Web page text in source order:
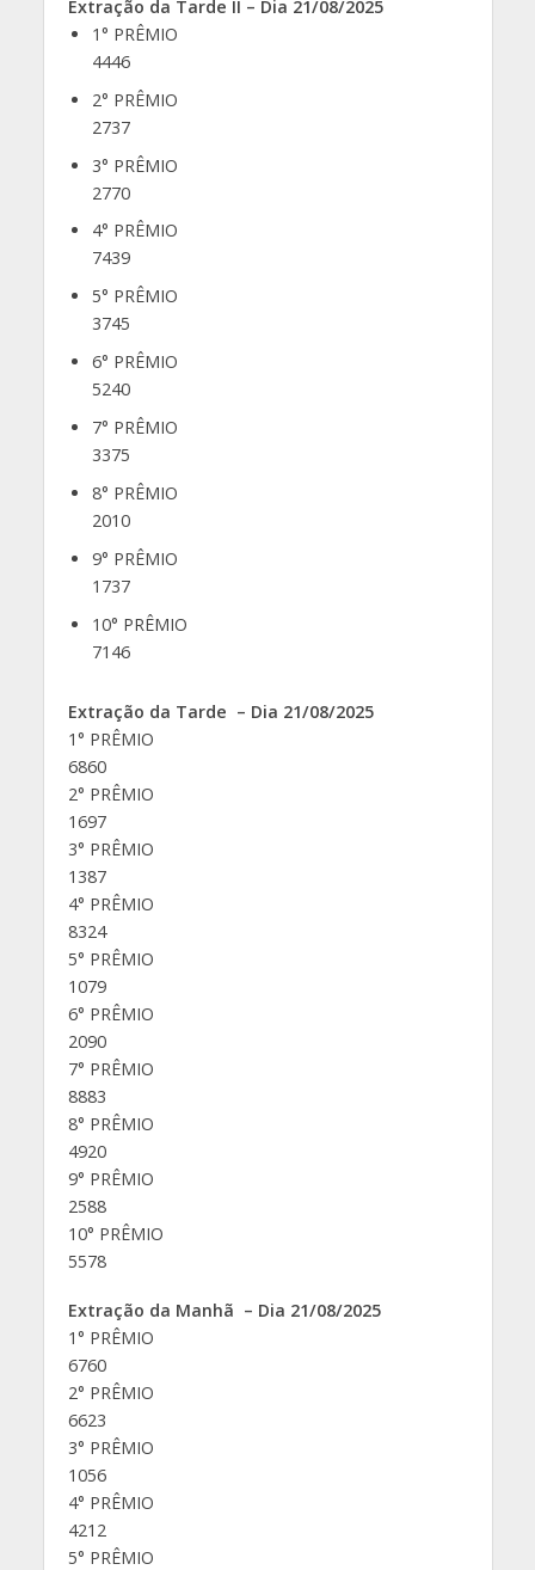
Extração da Tarde II – Dia 21/08/2025
1° PRÊMIO
4446
2° PRÊMIO
2737
3° PRÊMIO
2770
4° PRÊMIO
7439
5° PRÊMIO
3745
6° PRÊMIO
5240
7° PRÊMIO
3375
8° PRÊMIO
2010
9° PRÊMIO
1737
10° PRÊMIO
7146
Extração da Tarde – Dia 21/08/2025
1° PRÊMIO
6860
2° PRÊMIO
1697
3° PRÊMIO
1387
4° PRÊMIO
8324
5° PRÊMIO
1079
6° PRÊMIO
2090
7° PRÊMIO
8883
8° PRÊMIO
4920
9° PRÊMIO
2588
10° PRÊMIO
5578
Extração da Manhã – Dia 21/08/2025
1° PRÊMIO
6760
2° PRÊMIO
6623
3° PRÊMIO
1056
4° PRÊMIO
4212
5° PRÊMIO